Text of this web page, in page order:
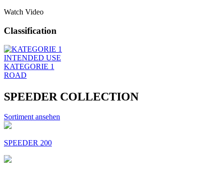
Watch Video
Classification
INTENDED USE
KATEGORIE 1
ROAD
SPEEDER COLLECTION
Sortiment ansehen
SPEEDER 200